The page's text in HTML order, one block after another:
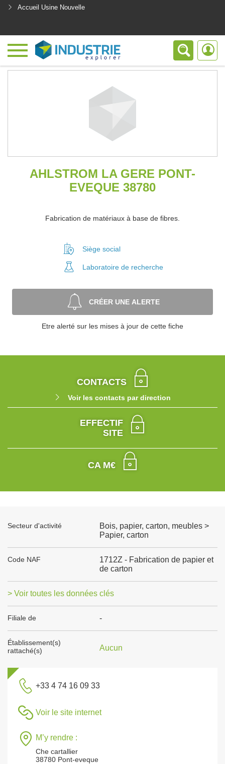
Accueil Usine Nouvelle
AHLSTROM LA GERE PONT-
EVEQUE 38780
Fabrication de matériaux à base de fibres.
Siège social
Laboratoire de recherche
CRÉER UNE ALERTE
Etre alerté sur les mises à jour de cette fiche
CONTACTS
Voir les contacts par direction
EFFECTIF
SITE
CA M€
Secteur d'activité
Bois, papier, carton, meubles >
Papier, carton
Code NAF
1712Z - Fabrication de papier et
de carton
> Voir toutes les données clés
Filiale de -
Établissement(s)
rattaché(s)
Aucun
+33 4 74 16 09 33
Voir le site internet
M’y rendre :
Che cartallier
38780 Pont-eveque